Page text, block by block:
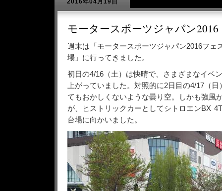
2016年04月19日
モータースポーツジャパン2016
週末は「モータースポーツジャパン2016フェ
場」に行ってきました。
初日の4/16（土）は快晴で、さまざまなイベ
上がっていました。対照的に2日目の4/17（
てもおかしくないような曇り空。しかも強風
が、ヒストリックカーとしてシトロエンBX
台場に向かいました。